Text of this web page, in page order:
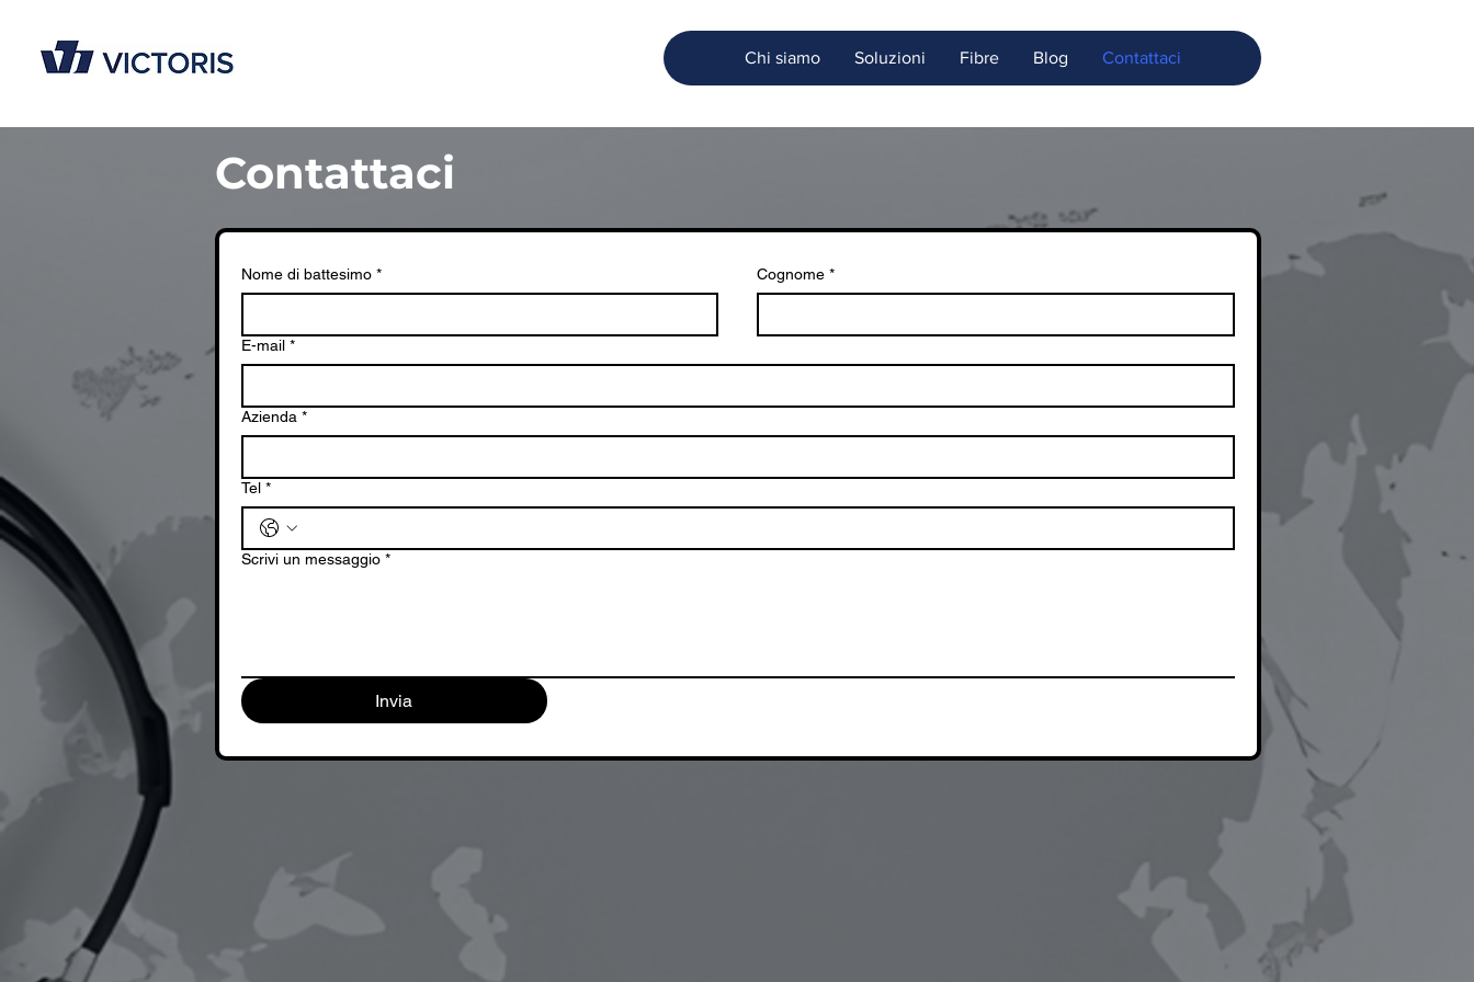
Chi siamo Soluzioni Fibre Blog Contattaci
Contattaci
Nome di battesimo * Cognome *
E-mail *
Azienda *
Tel *
Scrivi un messaggio *
Invia